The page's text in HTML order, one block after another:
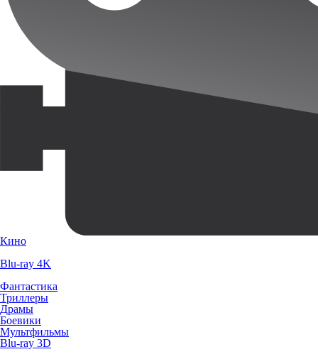
Кино
Blu-ray 4K
Фантастика
Триллеры
Драмы
Боевики
Мультфильмы
Blu-ray 3D